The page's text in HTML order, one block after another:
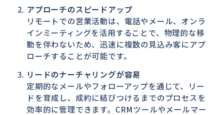
アプローチのスピードアップ
リモートでの営業活動は、電話やメール、オンラ
インミーティングを活用することで、物理的な移
動を伴わないため、迅速に複数の見込み客にアプ
ローチすることが可能です。
リードのナーチャリングが容易
定期的なメールやフォローアップを通じて、リー
ドを育成し、成約に結びつけるまでのプロセスを
効率的に管理できます。CRMツールやメールマー